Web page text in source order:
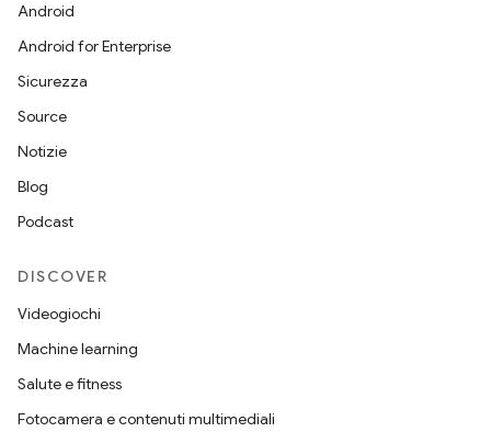
Android
Android for Enterprise
Sicurezza
Source
Notizie
Blog
Podcast
DISCOVER
Videogiochi
Machine learning
Salute e fitness
Fotocamera e contenuti multimediali